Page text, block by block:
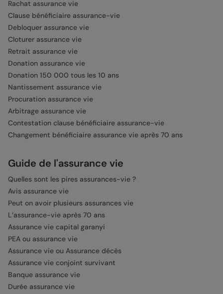
Rachat assurance vie
Clause bénéficiaire assurance-vie
Debloquer assurance vie
Cloturer assurance vie
Retrait assurance vie
Donation assurance vie
Donation 150 000 tous les 10 ans
Nantissement assurance vie
Procuration assurance vie
Arbitrage assurance vie
Contestation clause bénéficiaire assurance-vie
Changement bénéficiaire assurance vie après 70 ans
Guide de l'assurance vie
Quelles sont les pires assurances-vie ?
Avis assurance vie
Peut on avoir plusieurs assurances vie
L’assurance-vie après 70 ans
Assurance vie capital garanyi
PEA ou assurance vie
Assurance vie ou Assurance décès
Assurance vie conjoint survivant
Banque assurance vie
Durée assurance vie